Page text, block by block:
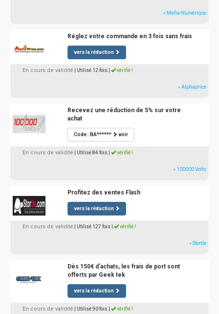
» Mafia Numérique
Réglez votre commande en 3 fois sans frais
vers la réduction
En cours de validité | Utilisé 12 fois vérifié !
» Alphaprice
Recevez une réduction de 5% sur votre
achat
Code : BA****** voir
En cours de validité | Utilisé 84 fois vérifié !
» 100000 Volts
Profitez des ventes Flash
vers la réduction
En cours de validité | Utilisé 127 fois vérifié !
» Stortle
Dès 150€ d'achats, les frais de port sont
offerts par Geek tek
vers la réduction
En cours de validité | Utilisé 90 fois vérifié !